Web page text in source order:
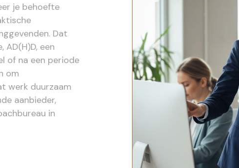
je behoefte
Dat
een
of na een periode
om
werk duurzaam
aanbieder,
in